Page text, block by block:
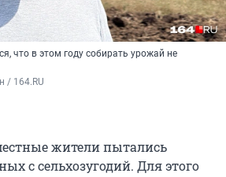
что в этом году собирать урожай не
/ 164.RU
жители пытались
с сельхозугодий. Для этого